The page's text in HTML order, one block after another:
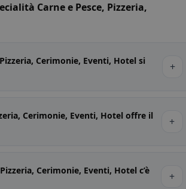
Carne e Pesce, Pizzeria,
Pizzeria, Cerimonie, Eventi, Hotel si
+
Cerimonie, Eventi, Hotel offre il
+
Cerimonie, Eventi, Hotel c’è
+